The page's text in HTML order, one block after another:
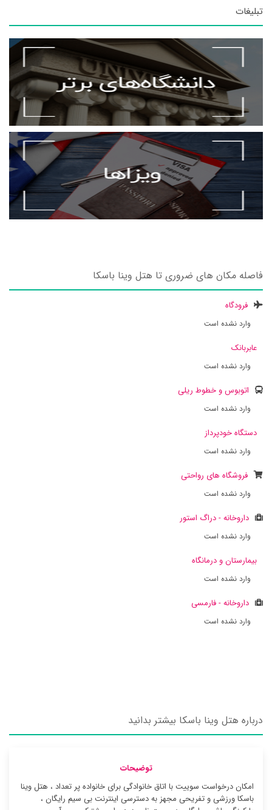
تبلیغات
فاصله مکان های ضروری تا هتل وینا باسکا
فرودگاه
وارد نشده است
عابربانک
وارد نشده است
اتوبوس و خطوط ریلی
وارد نشده است
دستگاه خودپرداز
وارد نشده است
فروشگاه های رواحتی
وارد نشده است
داروخانه - دراگ استور
وارد نشده است
بیمارستان و درمانگاه
وارد نشده است
داروخانه - فارمسی
وارد نشده است
درباره هتل وینا باسکا بیشتر بدانید
توضیحات
امکان درخواست سوییت با اتاق خانوادگی برای خانواده پر تعداد ، هتل وینا
باسکا ورزشی و تفریحی مجهز به دسترسی اینترنت بی سیم رایگان ،